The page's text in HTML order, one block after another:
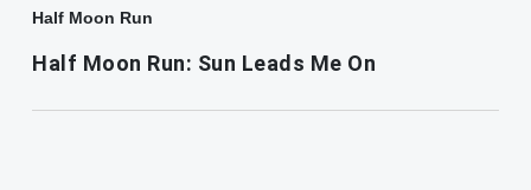
Half Moon Run
Half Moon Run: Sun Leads Me On